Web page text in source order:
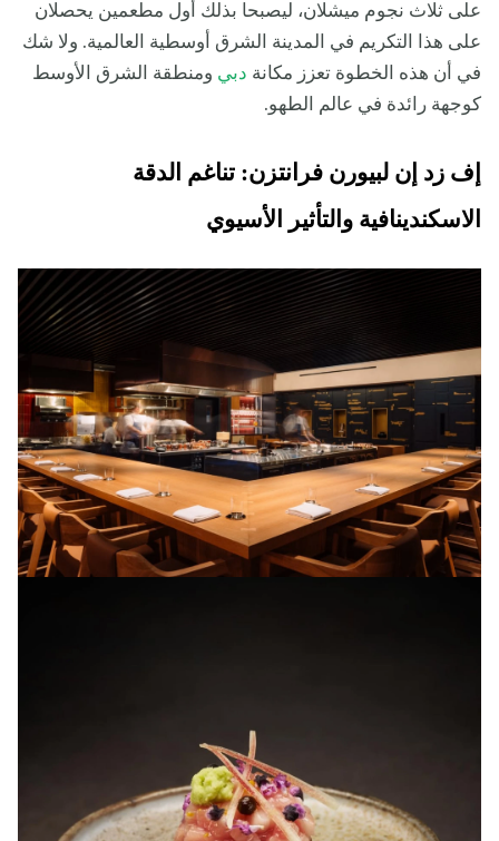
على ثلاث نجوم ميشلان، ليصبحا بذلك أول مطعمين يحصلان
على هذا التكريم في المدينة الشرق أوسطية العالمية. ولا شك
في أن هذه الخطوة تعزز مكانة دبي ومنطقة الشرق الأوسط
كوجهة رائدة في عالم الطهو.
إف زد إن لبيورن فرانتزن: تناغم الدقة
الاسكندينافية والتأثير الأسيوي